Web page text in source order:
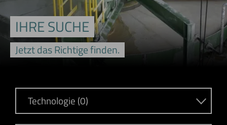
IHRE SUCHE
Jetzt das Richtige finden.
Technologie (0)